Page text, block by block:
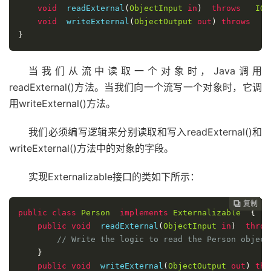
void
  readExternal
( ObjectInput in ) throws
void
  writeExternal
( ObjectOutput out ) throws
}
当我们从流中读取一个对象时，Java调用
readExternal()方法。当我们向一个流写一个对象时，它调
用writeExternal()方法。
我们必须编写逻辑来分别读取和写入readExternal()和
writeExternal()方法中的对象的字段。
实现Externalizable接口的类如下所示：
 复制
 复制
 复制
 复制
 复制
 复制
 复制
 复制
 复制
 复制
 复制
 复制
 复制
 复制
public
class Person implements Externalizable
{
public void
  readExternal
( ObjectInput in )
// Write the logic to read the Person
}
public void
  writeExternal
( ObjectOutput out )